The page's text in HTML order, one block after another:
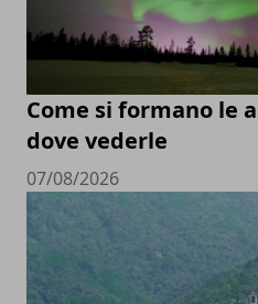
Come si formano le
dove vederle
07/08/2026